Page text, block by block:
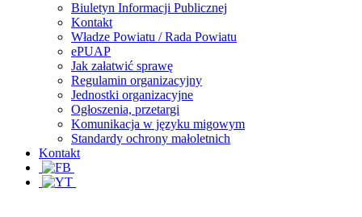
Biuletyn Informacji Publicznej
Kontakt
Władze Powiatu / Rada Powiatu
ePUAP
Jak załatwić sprawę
Regulamin organizacyjny
Jednostki organizacyjne
Ogłoszenia, przetargi
Komunikacja w języku migowym
Standardy ochrony małoletnich
Kontakt